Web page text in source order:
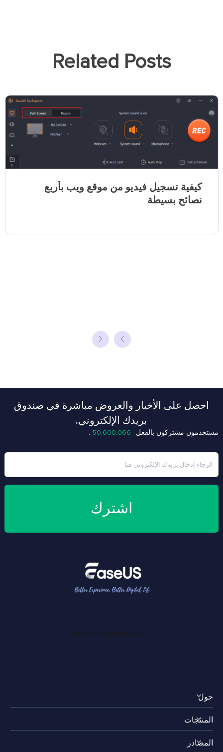
Related Posts
كيفية تسجيل فيديو من موقع ويب بأربع
نصائح بسيطة
احصل على الأخبار والعروض مباشرة في صندوق
بريدك الإلكتروني.
مستخدمون مشتركون بالفعل 50,600,066
.
اشترك
حول
اكتشف EaseUS
التقييمات والجوائز
المنتجات
RecExperts لويندوز
المصادر
+3